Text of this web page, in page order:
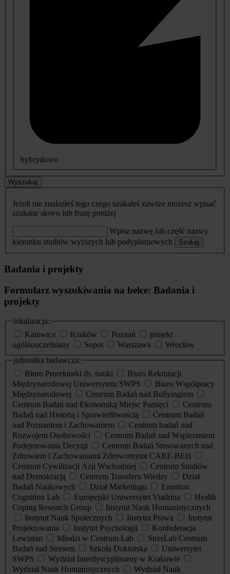
hybrydowo
Wyszukaj
Jeżeli nie znalazłeś tego czego szukałeś zawsze możesz wpisać
szukane słowo lub frazę poniżej
Wpisz nazwę lub część nazwy
kierunku studiów wyższych lub podyplomowych
Szukaj
Badania i projekty
Formularz wyszukiwania na belce: Badania i
projekty
lokalizacja:
Katowice
Kraków Poznań
projekt
ogólnouczelniany
Sopot Warszawa
Wrocław
jednostka badawcza:
Biuro Prorektorki ds. nauki
Biuro Rekrutacji
Międzynarodowej Uniwersytetu SWPS
Biuro Współpracy
Międzynarodowej
Centrum Badań nad Bullyingiem
Centrum Badań nad Ekonomiką Miejsc Pamięci
Centrum
Badań nad Historią i Sprawiedliwością
Centrum Badań
nad Poznaniem i Zachowaniem
Centrum badań nad
Rozwojem Osobowości
Centrum Badań nad Wspieraniem
Podejmowania Decyzji
Centrum Badań Stosowanych nad
Zdrowiem i Zachowaniami Zdrowotnymi CARE-BEH
Centrum Cywilizacji Azji Wschodniej
Centrum Studiów
nad Demokracją
Centrum Transferu Wiedzy
Dział
Badań Naukowych
Dział Marketingu
Emotion
Cognition Lab
Europejski Uniwersytet Viadrina
Health
Coping Research Group
Instytut Nauk Humanistycznych
Instytut Nauk Społecznych
Instytut Prawa
Instytut
Projektowania
Instytut Psychologii
Konfederacja
Lewiatan
Młodzi w Centrum Lab
StresLab Centrum
Badań nad Stresem
Szkoła Doktorska
Uniwersytet
SWPS
Wydział Interdyscyplinarny w Krakowie
Wydział Nauk Humanistycznych
Wydział Nauk